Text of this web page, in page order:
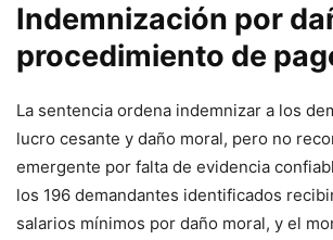
Indemnización por
procedimiento de
La sentencia ordena indemnizar a los
lucro cesante y daño moral, pero no
emergente por falta de evidencia
los 196 demandantes identificados
salarios mínimos por daño moral, y el